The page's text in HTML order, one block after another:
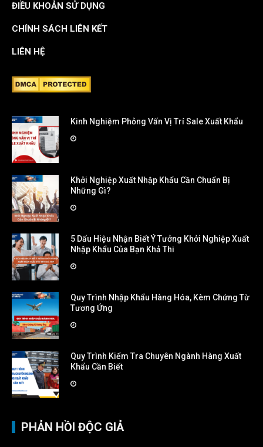
ĐIỀU KHOẢN SỬ DỤNG
CHÍNH SÁCH LIÊN KẾT
LIÊN HỆ
Kinh Nghiệm Phỏng Vấn Vị Trí Sale Xuất Khẩu
Khởi Nghiệp Xuất Nhập Khẩu Cần Chuẩn Bị
Những Gì?
5 Dấu Hiệu Nhận Biết Ý Tưởng Khởi Nghiệp Xuất
Nhập Khẩu Của Bạn Khả Thi
Quy Trình Nhập Khẩu Hàng Hóa, Kèm Chứng Từ
Tương Ứng
Quy Trình Kiểm Tra Chuyên Ngành Hàng Xuất
Khẩu Cần Biết
PHẢN HỒI ĐỘC GIẢ